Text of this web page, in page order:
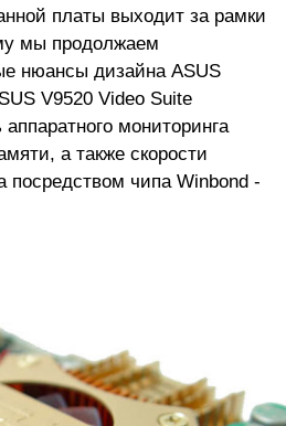
платы выходит за рамки
мы продолжаем
нюансы дизайна ASUS
V9520 Video Suite
мониторинга
а также скорости
посредством чипа Winbond -